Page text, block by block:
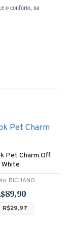
o conforto, na
BICHANO
Pet Charm Off
White
R$29,97